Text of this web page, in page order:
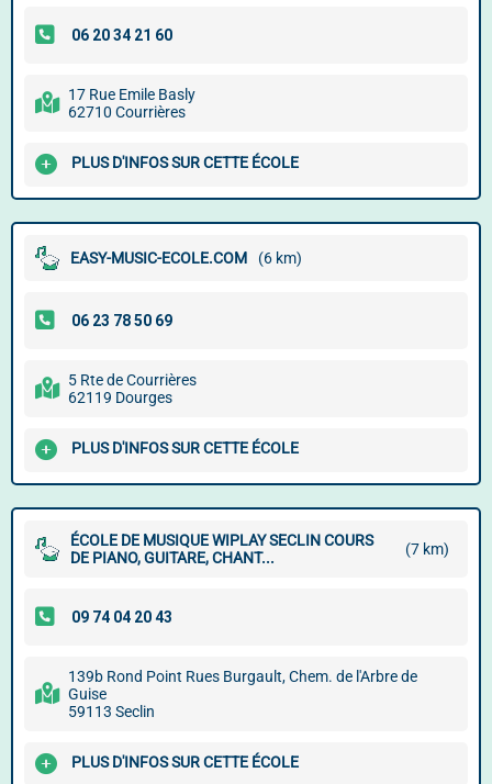
17 Rue Emile Basly
62710 Courrières
PLUS D'INFOS SUR CETTE ÉCOLE
EASY-MUSIC-ECOLE.COM (6 km)
5 Rte de Courrières
62119 Dourges
PLUS D'INFOS SUR CETTE ÉCOLE
ÉCOLE DE MUSIQUE WIPLAY SECLIN COURS
DE PIANO, GUITARE, CHANT...
(7 km)
139b Rond Point Rues Burgault, Chem. de l'Arbre de
Guise
59113 Seclin
PLUS D'INFOS SUR CETTE ÉCOLE